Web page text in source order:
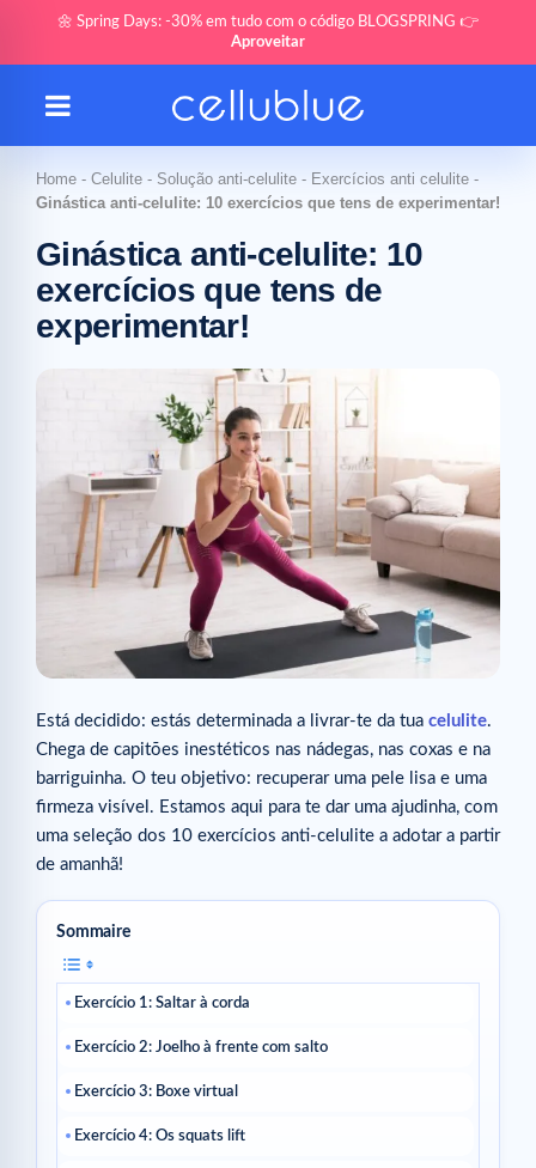
🌼 Spring Days: -30% em tudo com o código BLOGSPRING 👉
Aproveitar
Home - Celulite - Solução anti-celulite - Exercícios anti celulite -
Ginástica anti-celulite: 10 exercícios que tens de experimentar!
Ginástica anti-celulite: 10
exercícios que tens de
experimentar!
Está decidido: estás determinada a livrar-te da tua celulite.
Chega de capitões inestéticos nas nádegas, nas coxas e na
barriguinha. O teu objetivo: recuperar uma pele lisa e uma
firmeza visível. Estamos aqui para te dar uma ajudinha, com
uma seleção dos 10 exercícios anti-celulite a adotar a partir
de amanhã!
Sommaire
Exercício 1: Saltar à corda
Exercício 2: Joelho à frente com salto
Exercício 3: Boxe virtual
Exercício 4: Os squats lift